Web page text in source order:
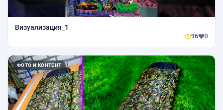
Визуализация_1
96 0
ФОТО И КОНТЕНТ